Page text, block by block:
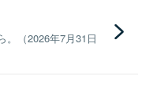
。（2026年7月31日